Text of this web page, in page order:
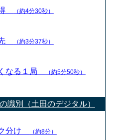
（約4分30秒）
（約3分37秒）
なる１局 （約5分50秒）
識別（土田のデジタル）
分け （約8分）